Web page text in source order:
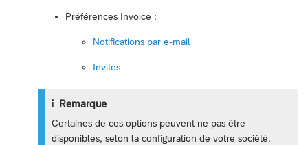
Préférences Invoice :
Notifications par e-mail
Invites
Remarque
Certaines de ces options peuvent ne pas être
disponibles, selon la configuration de votre société.